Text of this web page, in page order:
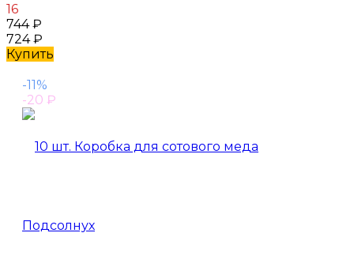
16
744₽
724₽
Купить
-11%
-20 ₽